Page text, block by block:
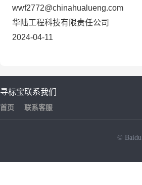
wwf2772@chinahualueng.com
华陆工程科技有限责任公司
2024-04-11
寻标宝
首页
联系我们
联系客服
© Baidu